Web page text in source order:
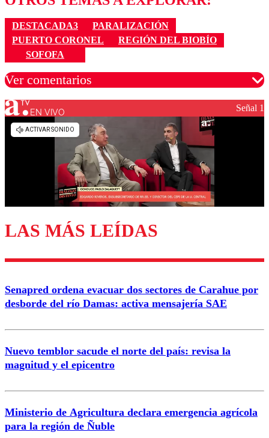
DESTACADA3
PARALIZACIÓN
PUERTO CORONEL
REGIÓN DEL BIOBÍO
SOFOFA
Ver comentarios
Los comentarios son moderados para garantizar un
diálogo respetuoso.
Enviar comentario
EN VIVO Señal 1
LAS MÁS LEÍDAS
Senapred ordena evacuar dos sectores de Carahue por
desborde del río Damas: activa mensajería SAE
Nuevo temblor sacude el norte del país: revisa la
magnitud y el epicentro
Ministerio de Agricultura declara emergencia agrícola
para la región de Ñuble